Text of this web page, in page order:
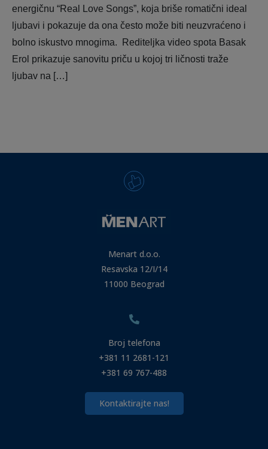
energičnu “Real Love Songs”, koja briše romatični ideal
ljubavi i pokazuje da ona često može biti neuzvraćeno i
bolno iskustvo mnogima. Rediteljka video spota Basak
Erol prikazuje sanovitu priču u kojoj tri ličnosti traže
ljubav na […]
Menart d.o.o.
Resavska 12/I/14
11000 Beograd
Broj telefona
+381 11 2681-121
+381 69 767-488
Kontaktirajte nas!